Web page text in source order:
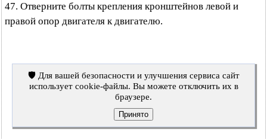
47. Отверните болты крепления кронштейнов левой и
правой опор двигателя к двигателю.
🛡️ Для вашей безопасности и улучшения сервиса сайт
использует cookie-файлы. Вы можете отключить их в
браузере.
Принято